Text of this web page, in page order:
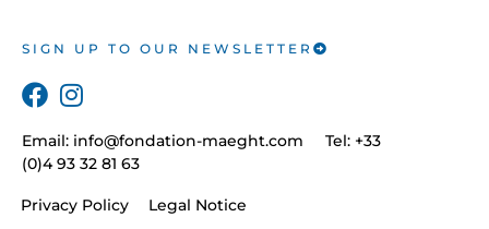
SIGN UP TO OUR NEWSLETTER
Privacy Policy Legal Notice
Email: info@fondation-maeght.com Tel: +33
(0)4 93 32 81 63